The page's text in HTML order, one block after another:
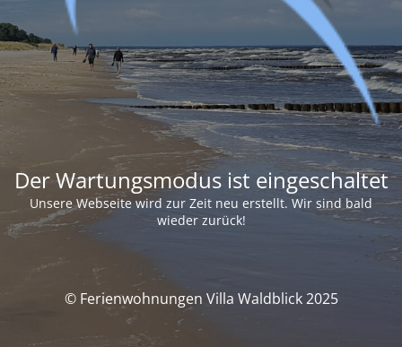
Der Wartungsmodus ist eingeschaltet
Unsere Webseite wird zur Zeit neu erstellt. Wir sind bald
wieder zurück!
© Ferienwohnungen Villa Waldblick 2025